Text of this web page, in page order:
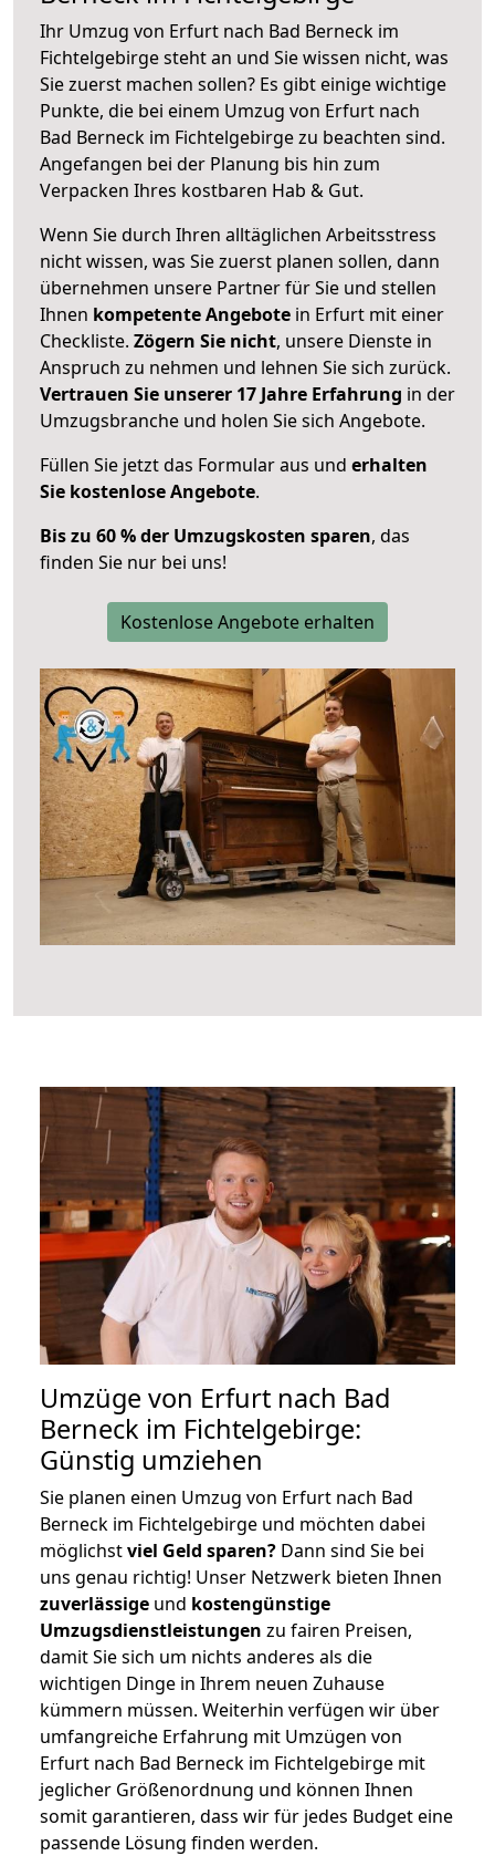
Ihr Umzug von Erfurt nach Bad Berneck im
Fichtelgebirge steht an und Sie wissen nicht, was
Sie zuerst machen sollen? Es gibt einige wichtige
Punkte, die bei einem Umzug von Erfurt nach
Bad Berneck im Fichtelgebirge zu beachten sind.
Angefangen bei der Planung bis hin zum
Verpacken Ihres kostbaren Hab & Gut.
Wenn Sie durch Ihren alltäglichen Arbeitsstress
nicht wissen, was Sie zuerst planen sollen, dann
übernehmen unsere Partner für Sie und stellen
Ihnen kompetente Angebote in Erfurt mit einer
Checkliste. Zögern Sie nicht, unsere Dienste in
Anspruch zu nehmen und lehnen Sie sich zurück.
Vertrauen Sie unserer 17 Jahre Erfahrung in der
Umzugsbranche und holen Sie sich Angebote.
Füllen Sie jetzt das Formular aus und erhalten
Sie kostenlose Angebote.
Bis zu 60 % der Umzugskosten sparen, das
finden Sie nur bei uns!
Kostenlose Angebote erhalten
Umzüge von Erfurt nach Bad
Berneck im Fichtelgebirge:
Günstig umziehen
Sie planen einen Umzug von Erfurt nach Bad
Berneck im Fichtelgebirge und möchten dabei
möglichstviel Geld sparen? Dann sind Sie bei
uns genau richtig! Unser Netzwerk bieten Ihnen
zuverlässige und kostengünstige
Umzugsdienstleistungen zu fairen Preisen,
damit Sie sich um nichts anderes als die
wichtigen Dinge in Ihrem neuen Zuhause
kümmern müssen. Weiterhin verfügen wir über
umfangreiche Erfahrung mit Umzügen von
Erfurt nach Bad Berneck im Fichtelgebirge mit
jeglicher Größenordnung und können Ihnen
somit garantieren, dass wir für jedes Budget eine
passende Lösung finden werden.